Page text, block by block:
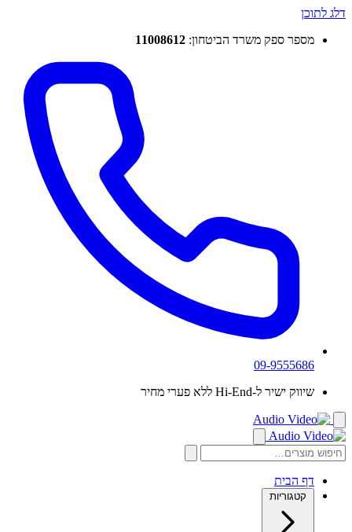
דלג לתוכן
מספר ספק משרד הביטחון: 11008612
09-9555686
שיווק ישיר ל-Hi-End ללא פערי מחיר
דף הבית
קטגוריות